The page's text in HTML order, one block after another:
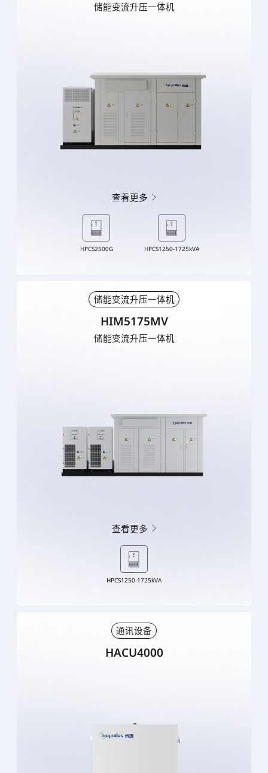
储能变流升压一体机
查看更多
HPCS2500G HPCS1250-1725kVA
储能变流升压一体机
HIM5175MV
储能变流升压一体机
查看更多
HPCS1250-1725kVA
通讯设备
HACU4000